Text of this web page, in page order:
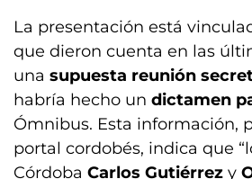
La presentación está
que dieron cuenta en las
una supuesta reunión
habría hecho un dictamen
Ómnibus. Esta información,
portal cordobés, indica que
Córdoba Carlos Gutiérrez y